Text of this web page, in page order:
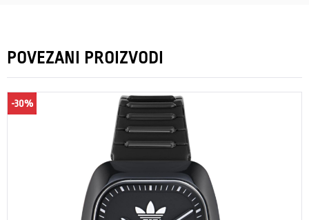
POVEZANI PROIZVODI
-30%